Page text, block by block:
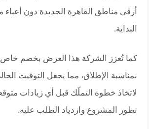
أرقى مناطق القاهرة الجديدة دون أعباء
البداية.
بمناسبة الإطلاق، مما يجعل التوقيت
لاتخاذ خطوة التملّك قبل أي زيادات
تطور المشروع وازدياد الطلب عليه.